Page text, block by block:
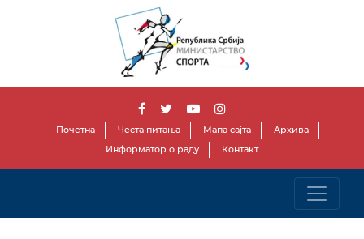
Почетна Честа питања Мапа сајта
Архива
Информатор о раду
Контакт